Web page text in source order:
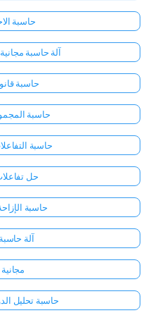
حاسبة
آلة حاسبة مجانية
حاسبة
حاسبة
حاسبة
حل
حاسبة
آلة
حاسبة CIDR مجانية
حاسبة تحليل